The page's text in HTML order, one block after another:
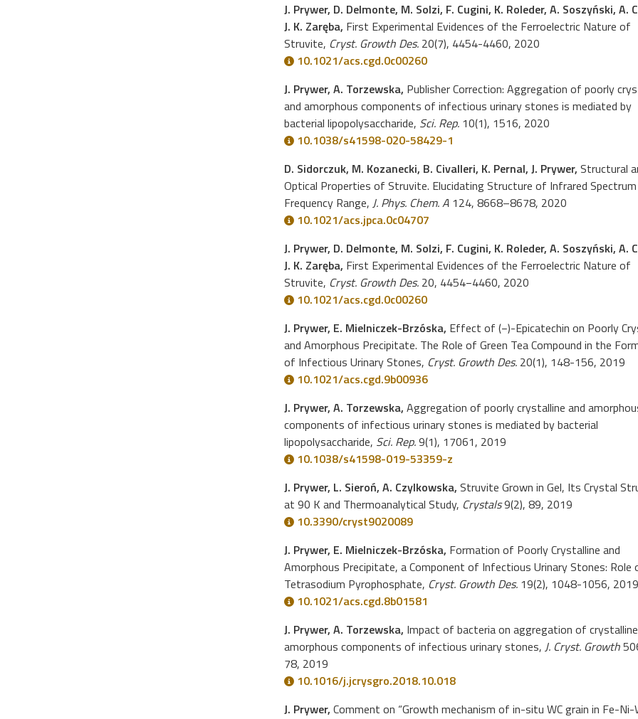
J. Prywer, D. Delmonte, M. Solzi, F. Cugini, K. Roleder, A. Soszyński, A.
J. K. Zaręba, First Experimental Evidences of the Ferroelectric Nature of
Struvite, Cryst. Growth Des. 20(7), 4454-4460, 2020
10.1021/acs.cgd.0c00260
J. Prywer, A. Torzewska, Publisher Correction: Aggregation of poorly
and amorphous components of infectious urinary stones is mediated by
bacterial lipopolysaccharide, Sci. Rep. 10(1), 1516, 2020
10.1038/s41598-020-58429-1
D. Sidorczuk, M. Kozanecki, B. Civalleri, K. Pernal, J. Prywer, Structural
Optical Properties of Struvite. Elucidating Structure of Infrared Spectrum
Frequency Range, J. Phys. Chem. A 124, 8668–8678, 2020
10.1021/acs.jpca.0c04707
J. Prywer, D. Delmonte, M. Solzi, F. Cugini, K. Roleder, A. Soszyński, A.
J. K. Zaręba, First Experimental Evidences of the Ferroelectric Nature of
Struvite, Cryst. Growth Des. 20, 4454−4460, 2020
10.1021/acs.cgd.0c00260
J. Prywer, E. Mielniczek-Brzóska, Effect of (−)-Epicatechin on Poorly
and Amorphous Precipitate. The Role of Green Tea Compound in the
of Infectious Urinary Stones, Cryst. Growth Des. 20(1), 148-156, 2019
10.1021/acs.cgd.9b00936
J. Prywer, A. Torzewska, Aggregation of poorly crystalline and
components of infectious urinary stones is mediated by bacterial
lipopolysaccharide, Sci. Rep.9(1), 17061, 2019
10.1038/s41598-019-53359-z
J. Prywer, L. Sieroń, A. Czylkowska, Struvite Grown in Gel, Its Crystal
at 90 K and Thermoanalytical Study, Crystals9(2), 89, 2019
10.3390/cryst9020089
J. Prywer, E. Mielniczek-Brzóska, Formation of Poorly Crystalline and
Amorphous Precipitate, a Component of Infectious Urinary Stones: Role
Tetrasodium Pyrophosphate, Cryst. Growth Des. 19(2), 1048-1056, 2019
10.1021/acs.cgd.8b01581
J. Prywer, A. Torzewska, Impact of bacteria on aggregation of
amorphous components of infectious urinary stones, J. Cryst. Growth
78, 2019
10.1016/j.jcrysgro.2018.10.018
J. Prywer, Comment on “Growth mechanism of in-situ WC grain in Fe-Ni-